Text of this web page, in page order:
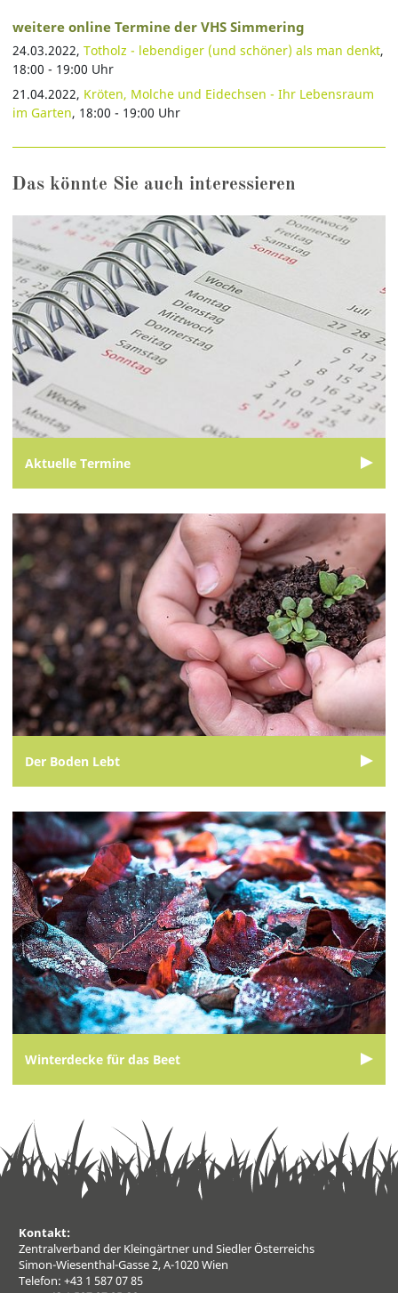
weitere online Termine der VHS Simmering
24.03.2022, Totholz - lebendiger (und schöner) als man denkt,
18:00 - 19:00 Uhr
21.04.2022, Kröten, Molche und Eidechsen - Ihr Lebensraum
im Garten, 18:00 - 19:00 Uhr
Das könnte Sie auch interessieren
Aktuelle Termine
Der Boden Lebt
Winterdecke für das Beet
Kontakt:
Zentralverband der Kleingärtner und Siedler Österreichs
Simon-Wiesenthal-Gasse 2, A-1020 Wien
Telefon: +43 1 587 07 85